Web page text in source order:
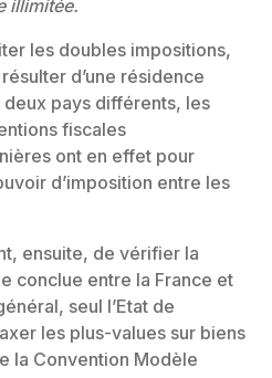
illimitée.
les doubles impositions,
d’une résidence
pays différents, les
fiscales
ont en effet pour
d’imposition entre les
ensuite, de vérifier la
conclue entre la France et
seul l’Etat de
les plus-values sur biens
la Convention Modèle